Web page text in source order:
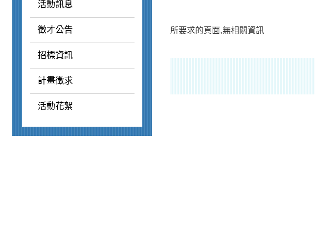
活動訊息
徵才公告
招標資訊
計畫徵求
活動花絮
所要求的頁面,無相關資訊